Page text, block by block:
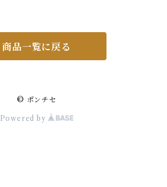
商品一覧に戻る
© ポンチセ
Powered by